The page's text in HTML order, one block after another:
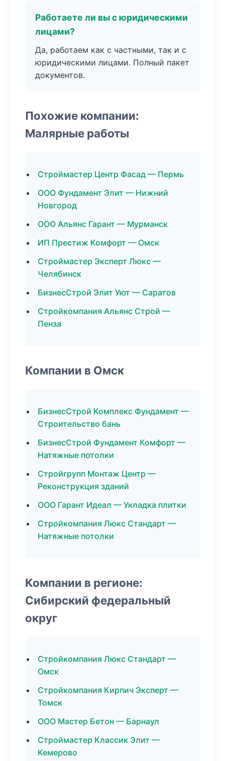
Работаете ли вы с юридическими
лицами?
Да, работаем как с частными, так и с
юридическими лицами. Полный пакет
документов.
Похожие компании:
Малярные работы
Строймастер Центр Фасад — Пермь
ООО Фундамент Элит — Нижний
Новгород
ООО Альянс Гарант — Мурманск
ИП Престиж Комфорт — Омск
Строймастер Эксперт Люкс —
Челябинск
БизнесСтрой Элит Уют — Саратов
Стройкомпания Альянс Строй —
Пенза
Компании в Омск
БизнесСтрой Комплекс Фундамент —
Строительство бань
БизнесСтрой Фундамент Комфорт —
Натяжные потолки
Стройгрупп Монтаж Центр —
Реконструкция зданий
ООО Гарант Идеал — Укладка плитки
Стройкомпания Люкс Стандарт —
Натяжные потолки
Компании в регионе:
Сибирский федеральный
округ
Стройкомпания Люкс Стандарт —
Омск
Стройкомпания Кирпич Эксперт —
Томск
ООО Мастер Бетон — Барнаул
Строймастер Классик Элит —
Кемерово